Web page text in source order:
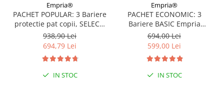
Empria®
PACHET POPULAR: 3 Bariere
protectie pat copii, SELECT,
160x200 cm
938,90 Lei
694,79 Lei
IN STOC
Empria®
PACHET ECONOMIC: 3
Bariere BASIC Empria
protectie pat 160X200 cm +
bara stabilizatoare
694,00 Lei
599,00 Lei
IN STOC